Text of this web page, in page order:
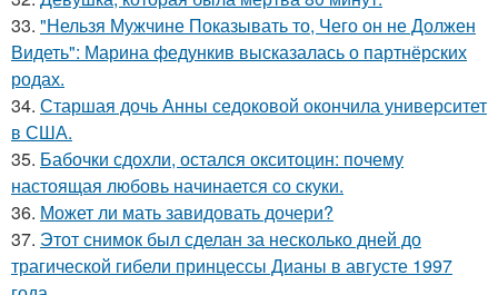
33. "Нельзя Мужчине Показывать то, Чего он не Должен
Видеть": Марина федункив высказалась о партнёрских
родах.
34. Старшая дочь Анны седоковой окончила университет
в США.
35. Бабочки сдохли, остался окситоцин: почему
настоящая любовь начинается со скуки.
36. Может ли мать завидовать дочери?
37. Этот снимок был сделан за несколько дней до
трагической гибели принцессы Дианы в августе 1997